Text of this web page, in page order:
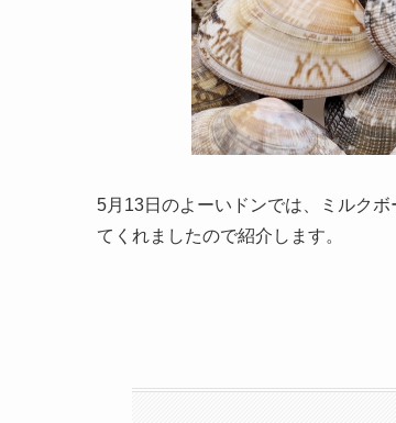
5月13日のよーいドンでは、ミルク
てくれましたので紹介します。